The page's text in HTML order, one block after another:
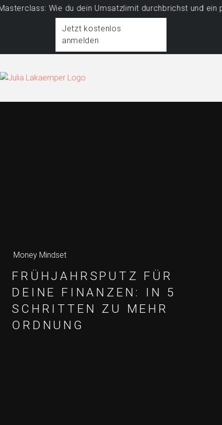
Wie du dein Umsatzlimit durchbrichst und ein
Jetzt kostenlos
anmelden
Money Mindset
FRÜHJAHRSPUTZ FÜR
DEINE FINANZEN: IN 5
SCHRITTEN ZU MEHR
ORDNUNG